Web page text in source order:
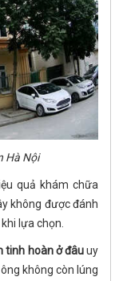
Hà Nội
quả khám chữa
không được đánh
lựa chọn.
tinh hoàn ở đâuuy
không còn lúng